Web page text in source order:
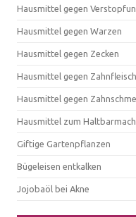
Hausmittel gegen
Hausmittel gegen Warzen
Hausmittel gegen Zecken
Hausmittel gegen
Hausmittel gegen
Hausmittel zum
Giftige Gartenpflanzen
Bügeleisen entkalken
Jojobaöl bei Akne